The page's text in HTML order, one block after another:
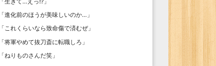
「進化前のほうが美味しいのか… 」
「これくらいなら致命傷で済むぜ」
「将軍やめて抜刀斎に転職しろ 」
「ねりものさんだ笑 」